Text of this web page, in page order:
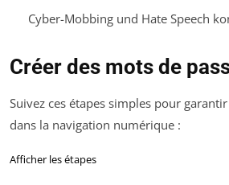
Cyber-Mobbing und Hate Speech
Créer des mots de
Suivez ces étapes simples pour
dans la navigation numérique :
Afficher les étapes